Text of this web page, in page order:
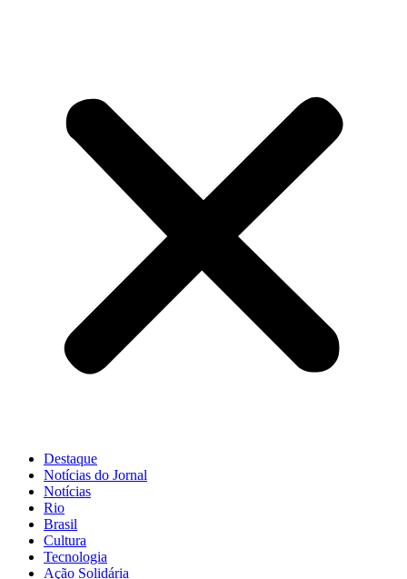
Destaque
Notícias do Jornal
Notícias
Rio
Brasil
Cultura
Tecnologia
Ação Solidária